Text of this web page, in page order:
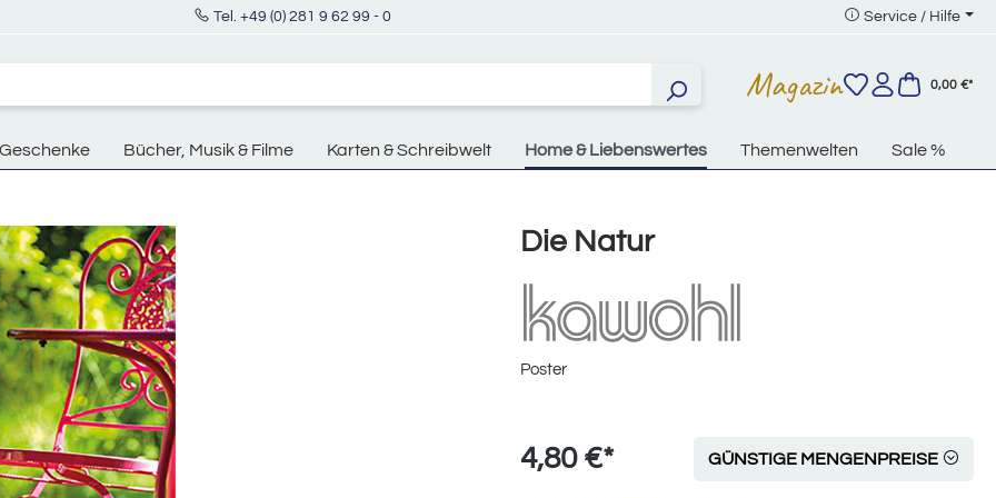
Tel. +49 (0) 281 9 62 99 - 0 Service / Hilfe
Magazin 0,00 €*
Geschenke Bücher, Musik & Filme Karten & Schreibwelt Home & Liebenswertes Themenwelten Sale %
Die Natur
Poster
4,80 €* GÜNSTIGE MENGENPREISE